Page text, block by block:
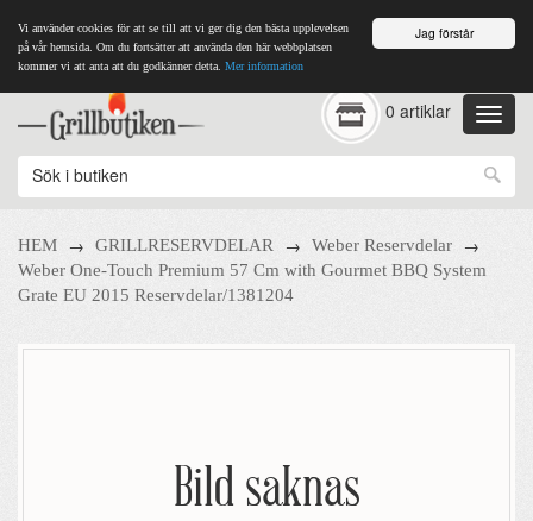
Jag förstår
Vi använder cookies för att se till att vi ger dig den bästa upplevelsen
på vår hemsida. Om du fortsätter att använda den här webbplatsen
kommer vi att anta att du godkänner detta. Mer information
0 artiklar
HEM → GRILLRESERVDELAR → Weber Reservdelar →
Weber One-Touch Premium 57 Cm with Gourmet BBQ System
Grate EU 2015 Reservdelar/1381204
Bild saknas